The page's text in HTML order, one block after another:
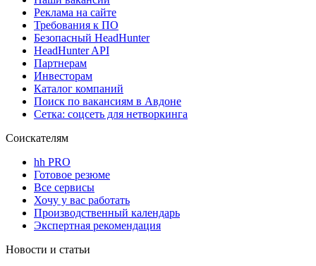
Реклама на сайте
Требования к ПО
Безопасный HeadHunter
HeadHunter API
Партнерам
Инвесторам
Каталог компаний
Поиск по вакансиям в Авдоне
Сетка: соцсеть для нетворкинга
Соискателям
hh PRO
Готовое резюме
Все сервисы
Хочу у вас работать
Производственный календарь
Экспертная рекомендация
Новости и статьи